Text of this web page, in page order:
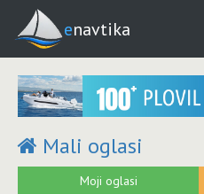
enavtika
Mali oglasi
Moji oglasi